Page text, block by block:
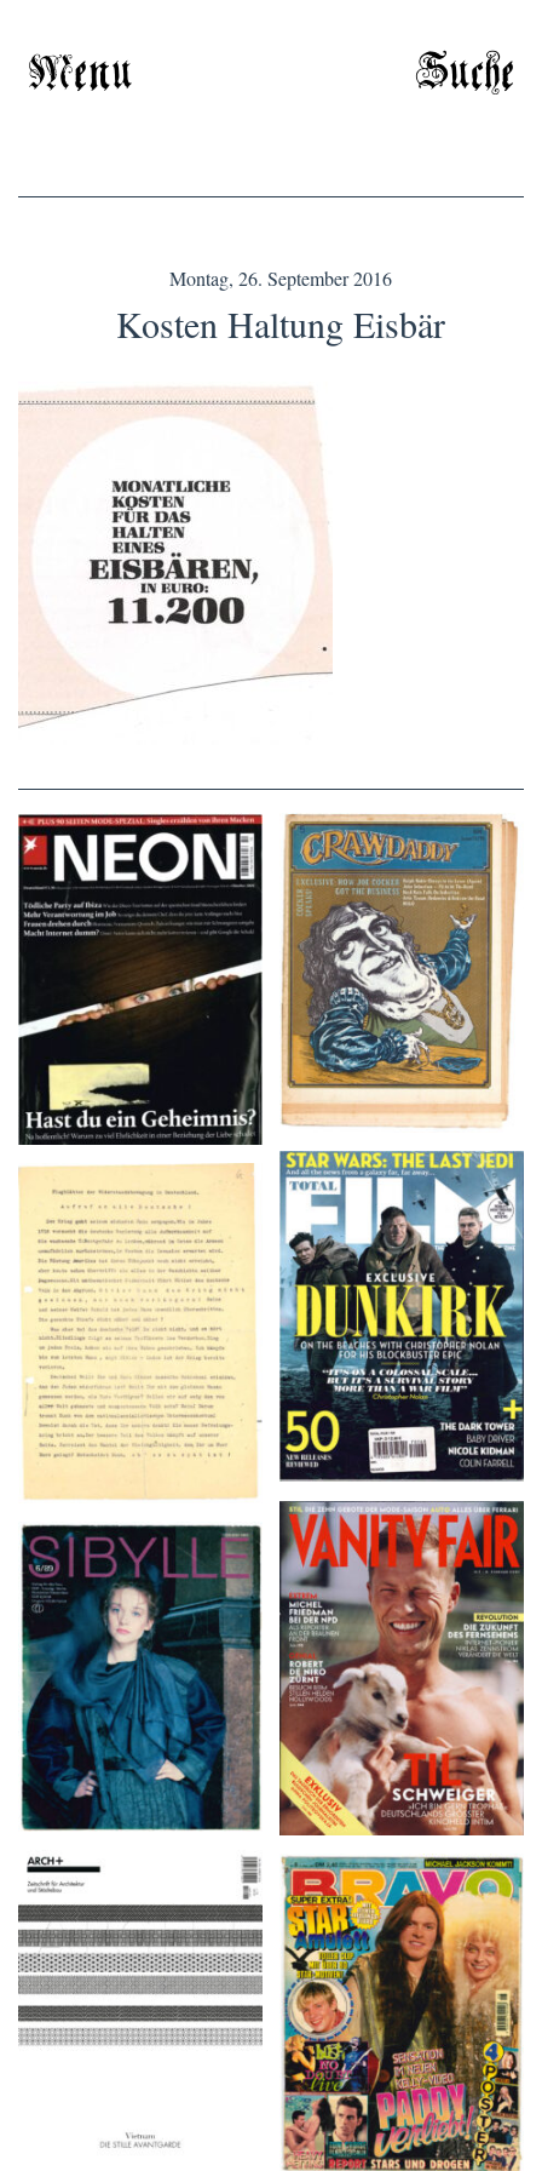
Menu Suche
Montag, 26. September 2016
Kosten Haltung Eisbär
NEON – OKTOBER
2008
Crawdaddy – June/11/72
TOTAL FILM #260 –
SUMMER 2017
Flugblätter der Weissen
Rose – V, Januar 1943
VANITY FAIR – Nr. 7 –
8. Februar 2007
SIBYLLE 6/89
ARCH+ Nr. 226, Herbst
2016
BRAVO – Nr. 8, 13. Febr.
1997